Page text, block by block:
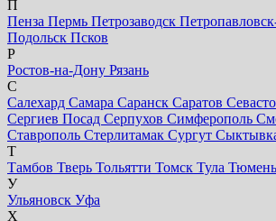
П
Пенза Пермь Петрозаводск
Подольск Псков
Р
Ростов-на-Дону Рязань
С
Салехард Самара Саранск Саратов
Сергиев Посад Серпухов Симферополь
Ставрополь Стерлитамак Сургут
Т
Тамбов Тверь Тольятти Томск Тула Тюмень
У
Ульяновск Уфа
Х